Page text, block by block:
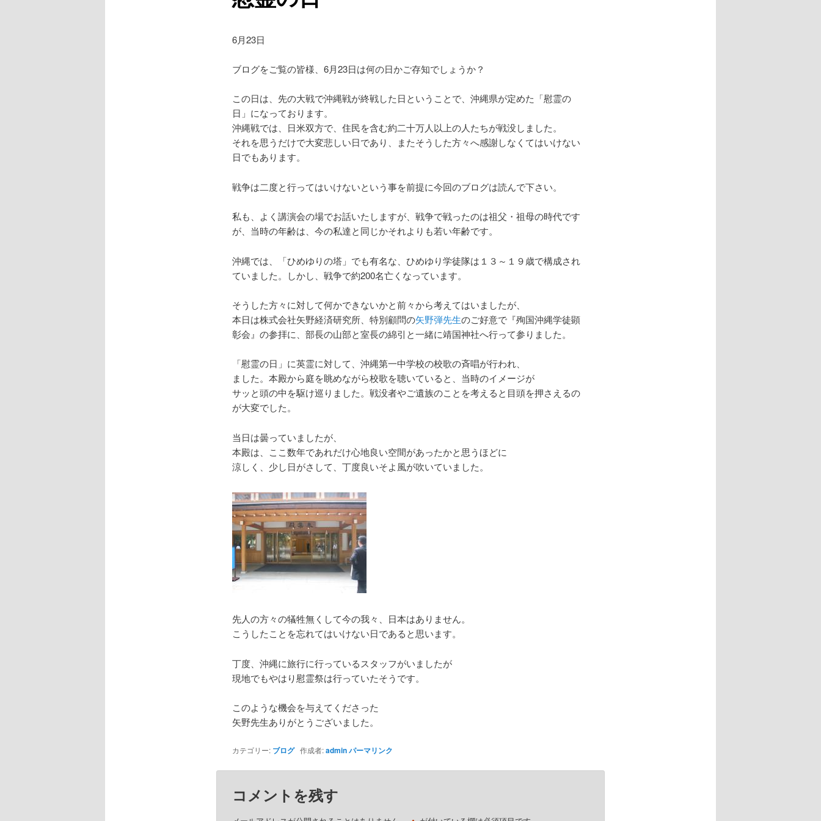
6月23日
ブログをご覧の皆様、6月23日は何の日かご存知でしょうか？
この日は、先の大戦で沖縄戦が終戦した日ということで、沖縄県が定めた「慰霊の
日」になっております。
沖縄戦では、日米双方で、住民を含む約二十万人以上の人たちが戦没しました。
それを思うだけで大変悲しい日であり、またそうした方々へ感謝しなくてはいけない
日でもあります。
戦争は二度と行ってはいけないという事を前提に今回のブログは読んで下さい。
私も、よく講演会の場でお話いたしますが、戦争で戦ったのは祖父・祖母の時代です
が、当時の年齢は、今の私達と同じかそれよりも若い年齢です。
沖縄では、「ひめゆりの塔」でも有名な、ひめゆり学徒隊は１３～１９歳で構成され
ていました。しかし、戦争で約200名亡くなっています。
そうした方々に対して何かできないかと前々から考えてはいましたが、
本日は株式会社矢野経済研究所、特別顧問の矢野弾先生のご好意で『殉国沖縄学徒顕
彰会』の参拝に、部長の山部と室長の綿引と一緒に靖国神社へ行って参りました。
「慰霊の日」に英霊に対して、沖縄第一中学校の校歌の斉唱が行われ、
ました。本殿から庭を眺めながら校歌を聴いていると、当時のイメージが
サッと頭の中を駆け巡りました。戦没者やご遺族のことを考えると目頭を押さえるの
が大変でした。
当日は曇っていましたが、
本殿は、ここ数年であれだけ心地良い空間があったかと思うほどに
涼しく、少し日がさして、丁度良いそよ風が吹いていました。
先人の方々の犠牲無くして今の我々、日本はありません。
こうしたことを忘れてはいけない日であると思います。
丁度、沖縄に旅行に行っているスタッフがいましたが
現地でもやはり慰霊祭は行っていたそうです。
このような機会を与えてくださった
矢野先生ありがとうございました。
カテゴリー: ブログ作成者:adminパーマリンク
コメントを残す